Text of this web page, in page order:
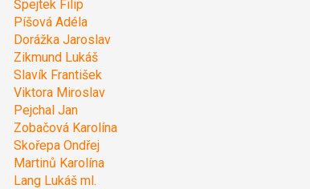
Špejtek Filip
Píšová Adéla
Dorážka Jaroslav
Zikmund Lukáš
Slavík František
Viktora Miroslav
Pejchal Jan
Zobačová Karolína
Skořepa Ondřej
Martinů Karolína
Lang Lukáš ml.